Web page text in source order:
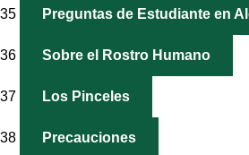
35 Preguntas de Estudiante en
36 Sobre el Rostro Humano
37 Los Pinceles
38 Precauciones